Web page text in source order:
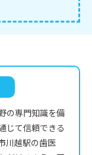
の専門知識を備
じて信頼できる
川越駅の歯医